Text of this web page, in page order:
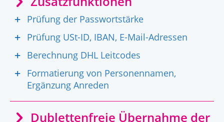
Prüfung der Passwortstärke
Prüfung USt-ID, IBAN, E-Mail-Adressen
Berechnung DHL Leitcodes
Formatierung von Personennamen,
Ergänzung Anreden
Dublettenfreie Übernahme der